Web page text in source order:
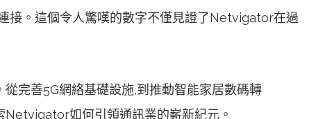
接。這個令人驚嘆的數字不僅見證了Netvigator在過
完善5G網絡基礎設施,到推動智能家居數碼轉
Netvigator如何引領通訊業的嶄新紀元。